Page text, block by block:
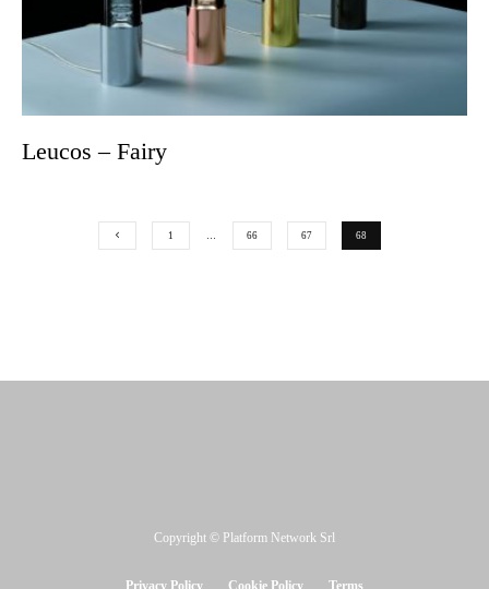
Leucos – Fairy
1 … 66 67 68
Copyright © Platform Network Srl
Privacy Policy Cookie Policy Terms